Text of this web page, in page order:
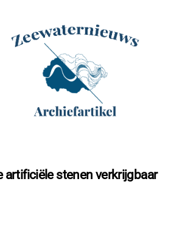
artificiële stenen verkrijgbaar